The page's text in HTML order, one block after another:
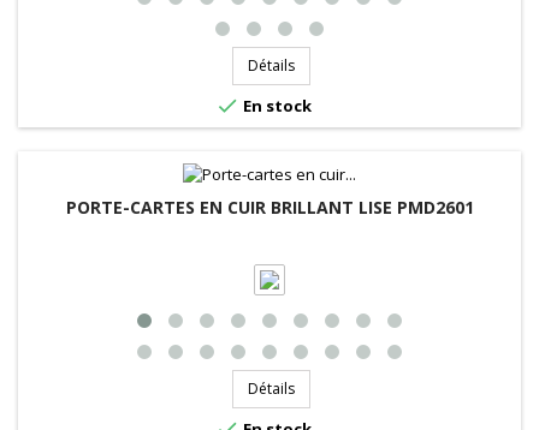
Détails
 En stock
PORTE-CARTES EN CUIR BRILLANT LISE PMD2601
Détails